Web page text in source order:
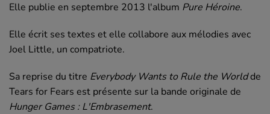
Elle publie en septembre 2013 l'album Pure Héroine.
Elle écrit ses textes et elle collabore aux mélodies avec
Joel Little, un compatriote.
Sa reprise du titre Everybody Wants to Rule the Worldde
Tears for Fears est présente sur la bande originale de
Hunger Games : L'Embrasement.